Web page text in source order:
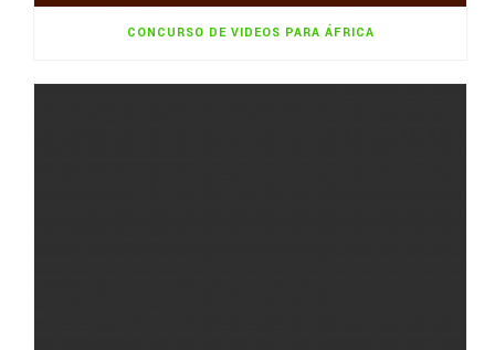
CONCURSO DE VIDEOS PARA ÁFRICA